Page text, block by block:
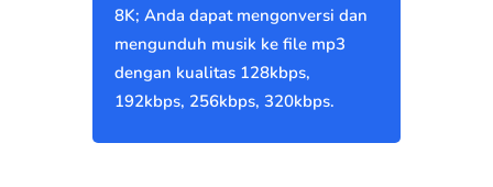
8K; Anda dapat mengonversi dan
mengunduh musik ke file mp3
dengan kualitas 128kbps,
192kbps, 256kbps, 320kbps.